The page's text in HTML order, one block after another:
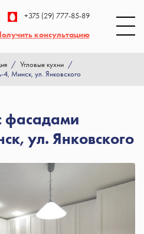
+375 (29) 777-85-89
консультацию
/ Угловые кухни /
Минск, ул. Янковского
фасадами
ул. Янковского